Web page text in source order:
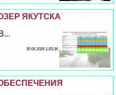
ЯКУТСКА
30 06 2026 1:20:36